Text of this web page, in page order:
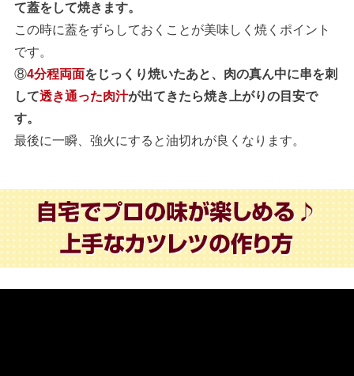
て蓋をして焼きます。
この時に蓋をずらしておくことが美味しく焼くポイント
です。
⑧4分程両面をじっくり焼いたあと、肉の真ん中に串を刺
して透き通った肉汁が出てきたら焼き上がりの目安で
す。
最後に一瞬、強火にすると油切れが良くなります。